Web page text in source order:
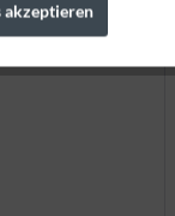
Aktiv
akzeptieren